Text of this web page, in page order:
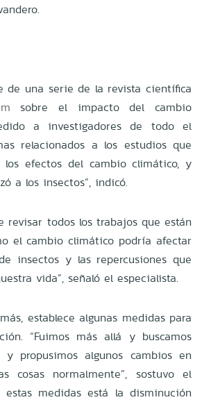
de una serie de la revista científica
sobre el impacto del cambio
a investigadores de todo el
relacionados a los estudios que
efectos del cambio climático, y
a los insectos”, indicó.
revisar todos los trabajos que están
el cambio climático podría afectar
insectos y las repercusiones que
vida”, señaló el especialista.
establece algunas medidas para
“Fuimos más allá y buscamos
y propusimos algunos cambios en
cosas normalmente”, sostuvo el
estas medidas está la disminución